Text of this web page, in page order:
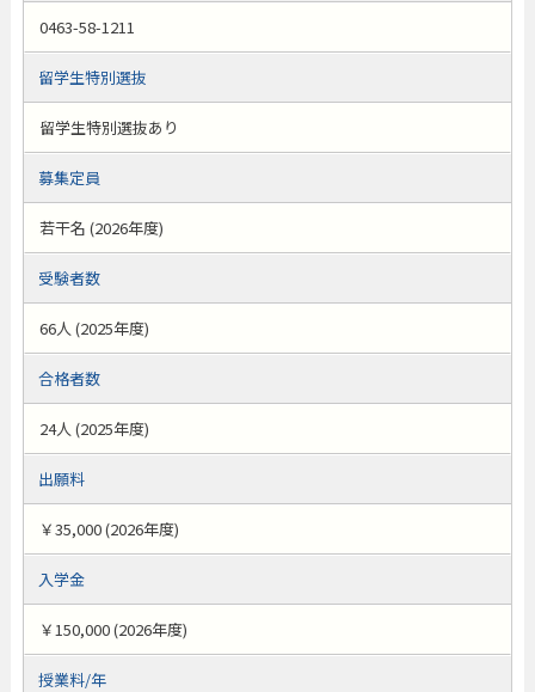
0463-58-1211
留学生特別選抜
留学生特別選抜あり
募集定員
若干名 (2026年度)
受験者数
66人 (2025年度)
合格者数
24人 (2025年度)
出願料
￥35,000 (2026年度)
入学金
￥150,000 (2026年度)
授業料/年